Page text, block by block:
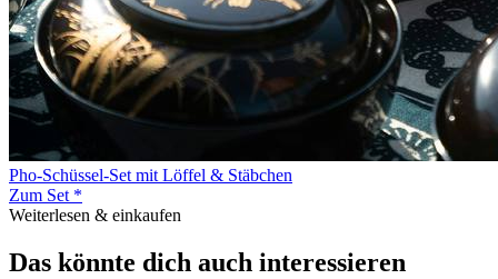
Pho-Schüssel-Set mit Löffel & Stäbchen
Zum Set *
Weiterlesen & einkaufen
Das könnte dich auch interessieren